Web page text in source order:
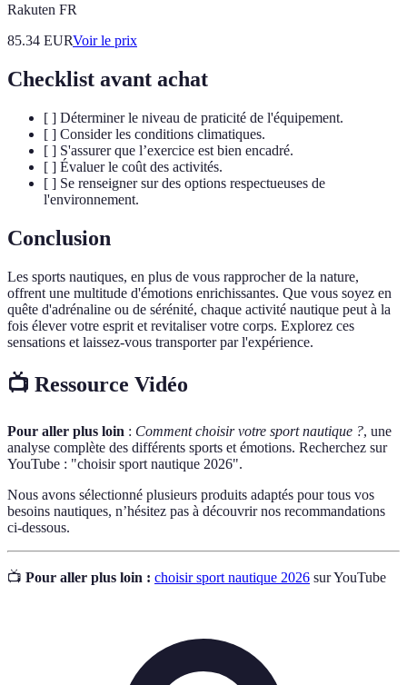
Rakuten FR
85.34 EURVoir le prix
Checklist avant achat
[ ] Déterminer le niveau de praticité de l'équipement.
[ ] Consider les conditions climatiques.
[ ] S'assurer que l’exercice est bien encadré.
[ ] Évaluer le coût des activités.
[ ] Se renseigner sur des options respectueuses de
l'environnement.
Conclusion
Les sports nautiques, en plus de vous rapprocher de la nature,
offrent une multitude d'émotions enrichissantes. Que vous soyez en
quête d'adrénaline ou de sérénité, chaque activité nautique peut à la
fois élever votre esprit et revitaliser votre corps. Explorez ces
sensations et laissez-vous transporter par l'expérience.
📺 Ressource Vidéo
Pour aller plus loin : Comment choisir votre sport nautique ?, une
analyse complète des différents sports et émotions. Recherchez sur
YouTube : "choisir sport nautique 2026".
Nous avons sélectionné plusieurs produits adaptés pour tous vos
besoins nautiques, n’hésitez pas à découvrir nos recommandations
ci-dessous.
📺 Pour aller plus loin : choisir sport nautique 2026 sur YouTube